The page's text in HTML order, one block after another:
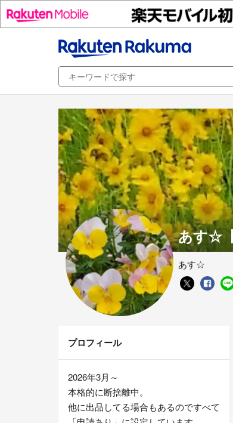
あす☆
あす☆
プロフィール
2026年3月～
本格的に断捨離中。
他に出品してる場合もあるのですべて